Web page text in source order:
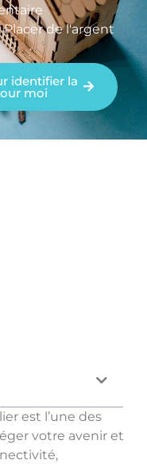
Placer de l'argent
identifier la
moi
est l’une des
votre avenir et